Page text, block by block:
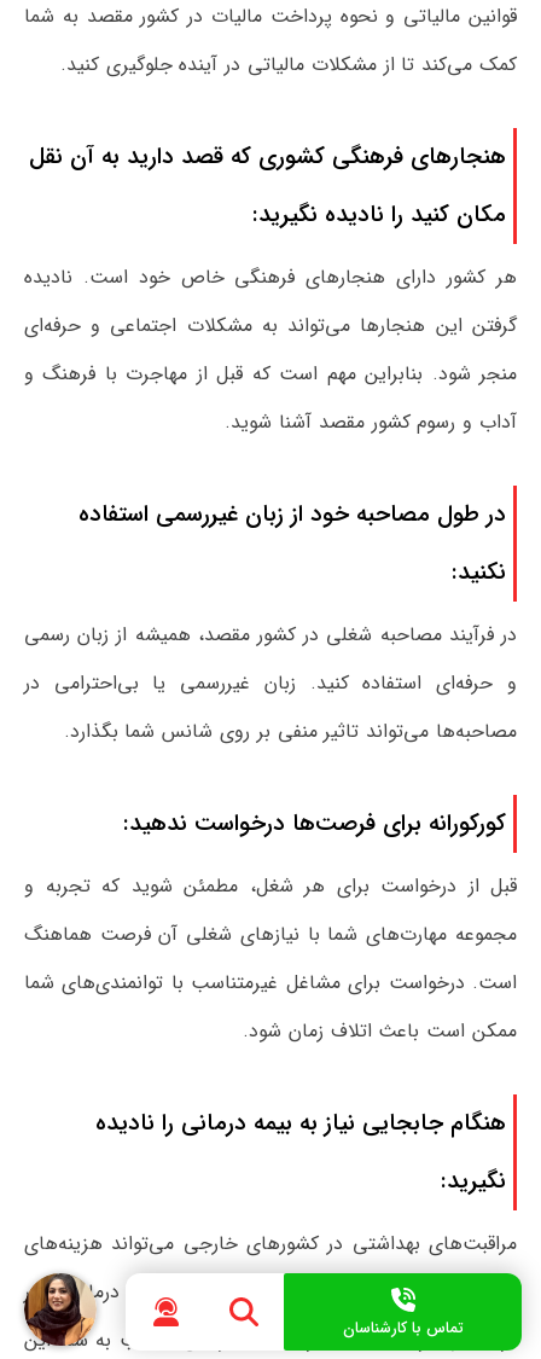
قوانین مالیاتی و نحوه پرداخت مالیات در کشور مقصد به شما
کمک می‌کند تا از مشکلات مالیاتی در آینده جلوگیری کنید.
هنجارهای فرهنگی کشوری که قصد دارید به آن نقل
مکان کنید را نادیده نگیرید:
هر کشور دارای هنجارهای فرهنگی خاص خود است. نادیده
گرفتن این هنجارها می‌تواند به مشکلات اجتماعی و حرفه‌ای
منجر شود. بنابراین مهم است که قبل از مهاجرت با فرهنگ و
آداب و رسوم کشور مقصد آشنا شوید.
در طول مصاحبه خود از زبان غیررسمی استفاده
نکنید:
در فرآیند مصاحبه شغلی در کشور مقصد، همیشه از زبان رسمی
و حرفه‌ای استفاده کنید. زبان غیررسمی یا بی‌احترامی در
مصاحبه‌ها می‌تواند تاثیر منفی بر روی شانس شما بگذارد.
کورکورانه برای فرصت‌ها درخواست ندهید:
قبل از درخواست برای هر شغل، مطمئن شوید که تجربه و
مجموعه مهارت‌های شما با نیازهای شغلی آن فرصت هماهنگ
است. درخواست برای مشاغل غیرمتناسب با توانمندی‌های شما
ممکن است باعث اتلاف زمان شود.
هنگام جابجایی نیاز به بیمه درمانی را نادیده
نگیرید:
مراقبت‌های بهداشتی در کشورهای خارجی می‌تواند هزینه‌های
بالایی داشته باشد. از این رو، به هیچ عنوان بیمه درمانی را در
فرآیند مهاجرت نادیده نگیرید. بیمه درمانی مناسب به شما این
تماس با کارشناسان